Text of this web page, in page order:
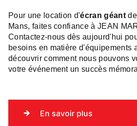
Pour une location d'écran géantde
Mans, faites confiance à JEAN
Contactez-nous dès aujourd'hui
besoins en matière d'équipements
découvrir comment nous pouvons
votre événement un succès
En savoir plus